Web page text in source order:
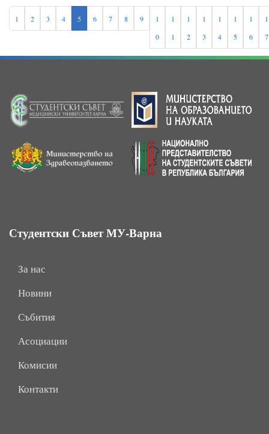
1 2 3 4 5 6 7 8 9
1
0
1
1
1
2
1
3
1
4
1
5
1
6
1
7
Студентски Съвет МУ-Варна
За нас
Новини
Събития
Асоциации
Комисии
Контакти